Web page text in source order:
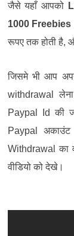
जैसे यहाँ आपको
1000 Freebies
रूपए तक होती है,
जिसमे भी आप
withdrawal
Paypal Id की
Paypal
Withdrawal का
वीडियो को देखे।